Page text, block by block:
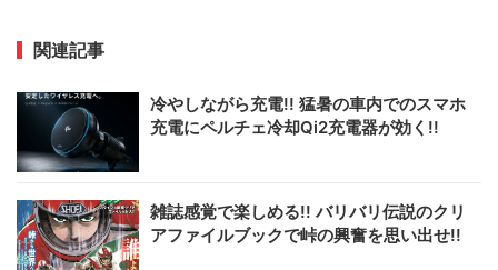
関連記事
冷やしながら充電!! 猛暑の車内でのスマホ
充電にペルチェ冷却Qi2充電器が効く!!
雑誌感覚で楽しめる!! バリバリ伝説のクリ
アファイルブックで峠の興奮を思い出せ!!